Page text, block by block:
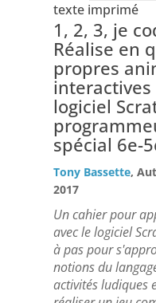
texte imprimé
1, 2, 3, je
Réalise en
propres
logiciel
spécial 6e-
Tony Bassette,
2017
Un cahier pour
avec le logiciel
à pas pour
notions du
activités ludiques